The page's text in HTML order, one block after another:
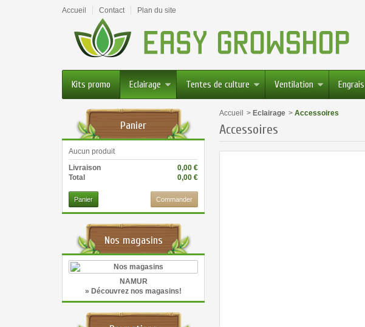
Accueil Contact Plan du site
Kits promo Eclairage Tentes de culture Ventilation Engrais
Panier
Aucun produit
0,00 €
Livraison
0,00 €
Total
Panier Commander
Nos magasins
NAMUR
» Découvrez nos magasins!
Accueil > Eclairage > Accessoires
Accessoires